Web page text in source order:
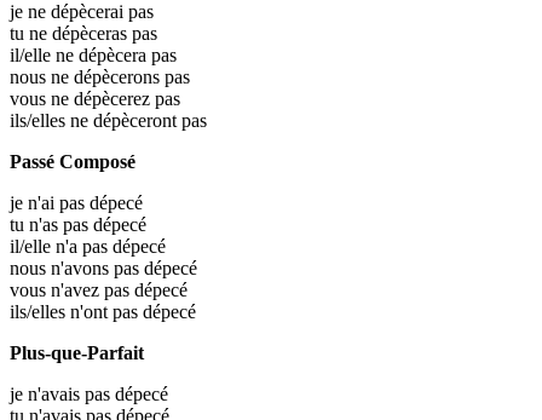
je ne dépècerai pas
tu ne dépèceras pas
il/elle ne dépècera pas
nous ne dépècerons pas
vous ne dépècerez pas
ils/elles ne dépèceront pas
Passé Composé
je n'ai pas dépecé
tu n'as pas dépecé
il/elle n'a pas dépecé
nous n'avons pas dépecé
vous n'avez pas dépecé
ils/elles n'ont pas dépecé
Plus-que-Parfait
je n'avais pas dépecé
tu n'avais pas dépecé